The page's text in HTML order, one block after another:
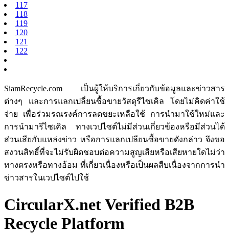
117
118
119
120
121
122
SiamRecycle.com เป็นผู้ให้บริการเกี่ยวกับข้อมูลและข่าวสาร
ต่างๆ และการแลกเปลี่ยนซื้อขายวัสดุรีไซเคิล โดยไม่คิดค่าใช้
จ่าย เพื่อร่วมรณรงค์การลดขยะเหลือใช้ การนำมาใช้ใหม่และ
การนำมารีไซเคิล ทางเวปไซต์ไม่มีส่วนเกี่ยวข้องหรือมีส่วนได้
ส่วนเสียกับแหล่งข่าว หรือการแลกเปลียนซื้อขายดังกล่าว จึงขอ
สงวนสิทธิ์ที่จะไม่รับผิดชอบต่อความสูญเสียหรือเสียหายใดไม่ว่า
ทางตรงหรือทางอ้อม ที่เกี่ยวเนื่องหรือเป็นผลสืบเนื่องจากการนำ
ข่าวสารในเวปไซต์ไปใช้
CircularX.net Verified B2B
Recycle Platform